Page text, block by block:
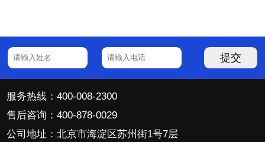
提交
服务热线：400-008-2300
售后咨询：400-878-0029
公司地址：北京市海淀区苏州街1号7层